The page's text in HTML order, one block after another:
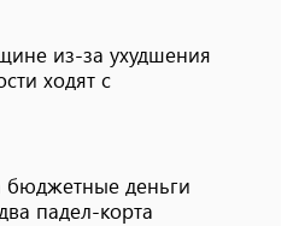
из-за ухудшения
ходят с
деньги
падел-корта